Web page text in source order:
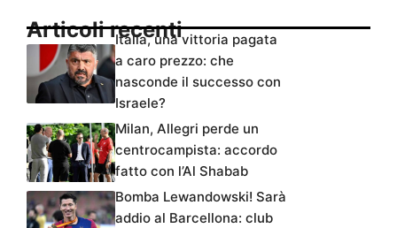
Articoli recentiItalia, una vittoria pagata
a caro prezzo: che
nasconde il successo con
Israele?
Milan, Allegri perde un
centrocampista: accordo
fatto con l’Al Shabab
Bomba Lewandowski! Sarà
addio al Barcellona: club